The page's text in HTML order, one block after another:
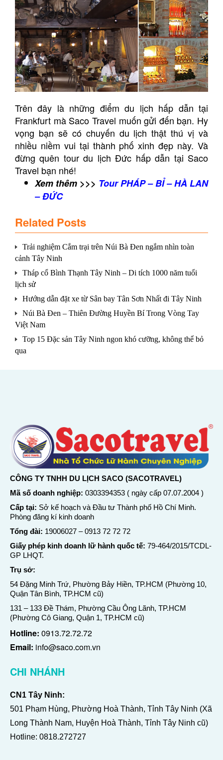
Trên đây là những điểm du lịch hấp dẫn tại
Frankfurt mà Saco Travel muốn gửi đến bạn. Hy
vọng bạn sẽ có chuyến du lịch thật thú vị và
nhiều niềm vui tại thành phố xinh đẹp này. Và
đừng quên tour du lịch Đức hấp dẫn tại Saco
Travel bạn nhé!
Xem thêm >>> Tour PHÁP – BỈ – HÀ LAN
– ĐỨC
Related Posts
Trải nghiệm Cắm trại trên Núi Bà Đen ngắm nhìn toàn
cảnh Tây Ninh
Tháp cổ Bình Thạnh Tây Ninh – Di tích 1000 năm tuổi
lịch sử
Hướng dẫn đặt xe từ Sân bay Tân Sơn Nhất đi Tây Ninh
Núi Bà Đen – Thiên Đường Huyền Bí Trong Vòng Tay
Việt Nam
Top 15 Đặc sản Tây Ninh ngon khó cưỡng, không thể bỏ
qua
CÔNG TY TNHH DU LỊCH SACO (SACOTRAVEL)
Mã số doanh nghiệp: 0303394353 ( ngày cấp 07.07.2004 )
Cấp tại: Sở kế hoạch và Đầu tư Thành phố Hồ Chí Minh.
Phòng đăng kí kinh doanh
Tổng đài: 19006027 –0913 72 72 72
Giấy phép kinh doanh lữ hành quốc tế: 79-464/2015/TCDL-
GP LHQT.
Trụ sở:
54 Đặng Minh Trứ, Phường Bảy Hiền, TP.HCM (Phường 10,
Quận Tân Bình, TP.HCM cũ)
131 – 133 Đề Thám, Phường Cầu Ông Lãnh, TP.HCM
(Phường Cô Giang, Quận 1, TP.HCM cũ)
Hotline: 0913.72.72.72
Email: info@saco.com.vn
CHI NHÁNH
CN1 Tây Ninh:
501 Phạm Hùng, Phường Hoà Thành, Tỉnh Tây Ninh (Xã
Long Thành Nam, Huyện Hoà Thành, Tỉnh Tây Ninh cũ)
Hotline: 0818.272727